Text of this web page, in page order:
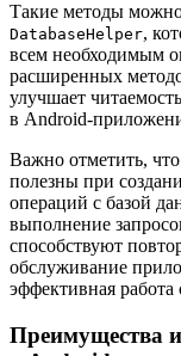
Такие методы
DatabaseHelper,
всем необходимым
расширенных
улучшает
в Android-
Важно отметить,
полезны при
операций с базой
выполнение
способствуют
обслуживание
эффективная
Преимущества